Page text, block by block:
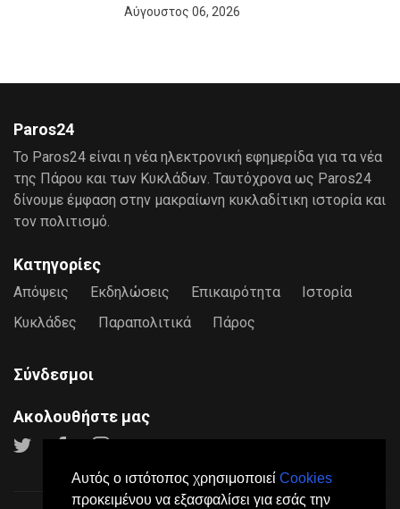
Αυτός ο ιστότοπος χρησιμοποιεί Cookies
προκειμένου να εξασφαλίσει για εσάς την
Αύγουστος 06, 2026
Paros24
Το Paros24 είναι η νέα ηλεκτρονική εφημερίδα για τα νέα
της Πάρου και των Κυκλάδων. Ταυτόχρονα ως Paros24
δίνουμε έμφαση στην μακραίωνη κυκλαδίτικη ιστορία και
τον πολιτισμό.
Κατηγορίες
Απόψεις Εκδηλώσεις Επικαιρότητα
Ιστορία
Κυκλάδες
Παραπολιτικά Πάρος
Σύνδεσμοι
Ακολουθήστε μας